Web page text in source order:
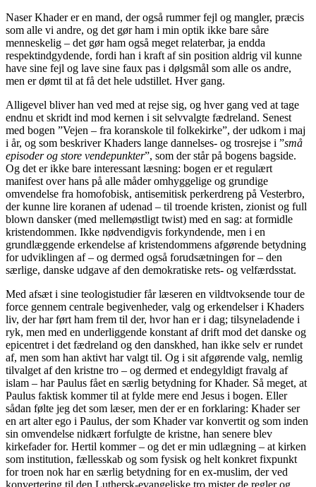
Naser Khader er en mand, der også rummer fejl og mangler, præcis
som alle vi andre, og det gør ham i min optik ikke bare såre
menneskelig – det gør ham også meget relaterbar, ja endda
respektindgydende, fordi han i kraft af sin position aldrig vil kunne
have sine fejl og lave sine faux pas i dølgsmål som alle os andre,
men er dømt til at få det hele udstillet. Hver gang.
Alligevel bliver han ved med at rejse sig, og hver gang ved at tage
endnu et skridt ind mod kernen i sit selvvalgte fædreland. Senest
med bogen ”Vejen – fra koranskole til folkekirke”, der udkom i maj
i år, og som beskriver Khaders lange dannelses- og trosrejse i ”små
episoder og store vendepunkter”, som der står på bogens bagside.
Og det er ikke bare interessant læsning: bogen er et regulært
manifest over hans på alle måder omhyggelige og grundige
omvendelse fra homofobisk, antisemitisk perkerdreng på Vesterbro,
der kunne lire koranen af udenad – til troende kristen, zionist og full
blown dansker (med mellemøstligt twist) med en sag: at formidle
kristendommen. Ikke nødvendigvis forkyndende, men i en
grundlæggende erkendelse af kristendommens afgørende betydning
for udviklingen af – og dermed også forudsætningen for – den
særlige, danske udgave af den demokratiske rets- og velfærdsstat.
Med afsæt i sine teologistudier får læseren en vildtvoksende tour de
force gennem centrale begivenheder, valg og erkendelser i Khaders
liv, der har ført ham frem til der, hvor han er i dag; tilsyneladende i
ryk, men med en underliggende konstant af drift mod det danske og
epicentret i det fædreland og den danskhed, han ikke selv er rundet
af, men som han aktivt har valgt til. Og i sit afgørende valg, nemlig
tilvalget af den kristne tro – og dermed et endegyldigt fravalg af
islam – har Paulus fået en særlig betydning for Khader. Så meget, at
Paulus faktisk kommer til at fylde mere end Jesus i bogen. Eller
sådan følte jeg det som læser, men der er en forklaring: Khader ser
en art alter ego i Paulus, der som Khader var konvertit og som inden
sin omvendelse nidkært forfulgte de kristne, han senere blev
kirkefader for. Hertil kommer – og det er min udlægning – at kirken
som institution, fællesskab og som fysisk og helt konkret fixpunkt
for troen nok har en særlig betydning for en ex-muslim, der ved
konvertering til den Luthersk-evangeliske tro mister de regler og